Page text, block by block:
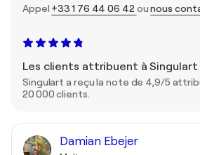
Appel +33 1 76 44 06 42 ounous
Les clients attribuent à
Singulart a reçu la note de 4,9/5
20 000 clients.
Damian Ebejer